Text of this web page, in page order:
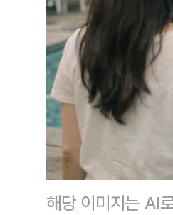
해당 이미지는 AI